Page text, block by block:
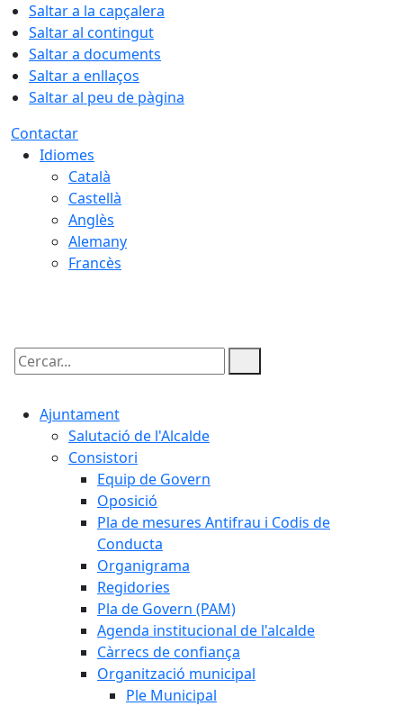
Saltar a la capçalera
Saltar al contingut
Saltar a documents
Saltar a enllaços
Saltar al peu de pàgina
Contactar
Idiomes
Català
Castellà
Anglès
Alemany
Francès
Cercar:
Ajuntament
Salutació de l'Alcalde
Consistori
Equip de Govern
Oposició
Pla de mesures Antifrau i Codis de
Conducta
Organigrama
Regidories
Pla de Govern (PAM)
Agenda institucional de l'alcalde
Càrrecs de confiança
Organització municipal
Ple Municipal